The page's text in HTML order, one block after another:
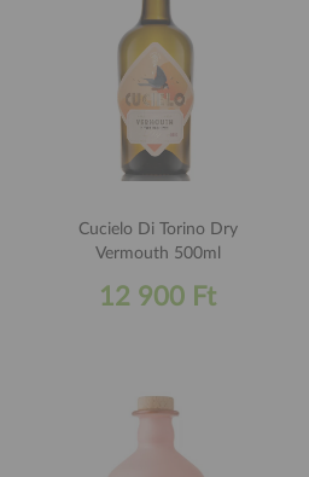
Cucielo Di Torino Dry
Vermouth 500ml
12 900 Ft